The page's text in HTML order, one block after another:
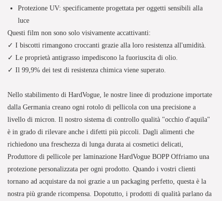
Protezione UV: specificamente progettata per oggetti sensibili alla
luce
Questi film non sono solo visivamente accattivanti:
✓ I biscotti rimangono croccanti grazie alla loro resistenza all'umidità.
✓ Le proprietà antigrasso impediscono la fuoriuscita di olio.
✓ Il 99,9% dei test di resistenza chimica viene superato.
Nello stabilimento di HardVogue, le nostre linee di produzione importate
dalla Germania creano ogni rotolo di pellicola con una precisione a
livello di micron. Il nostro sistema di controllo qualità "occhio d'aquila"
è in grado di rilevare anche i difetti più piccoli. Dagli alimenti che
richiedono una freschezza di lunga durata ai cosmetici delicati,
Produttore di pellicole per laminazione HardVogue BOPPOffriamo una
protezione personalizzata per ogni prodotto. Quando i vostri clienti
tornano ad acquistare da noi grazie a un packaging perfetto, questa è la
nostra più grande ricompensa. Dopotutto, i prodotti di qualità parlano da